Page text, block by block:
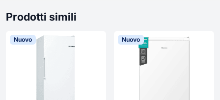
Prodotti simili
Nuovo Nuovo